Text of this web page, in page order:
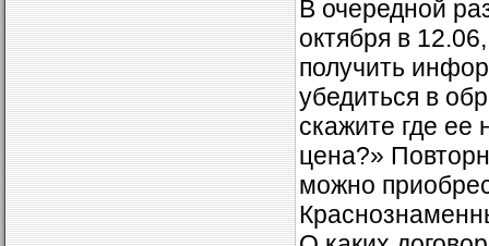
В очередной
октября в
получить
убедиться в
скажите где ее
цена?»
можно